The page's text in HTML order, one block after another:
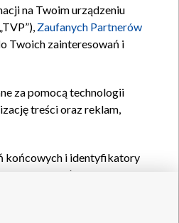
na Twoim urządzeniu
Zaufanych Partnerów
Twoich zainteresowań i
za pomocą technologii
treści oraz reklam,
końcowych i identyfikatory
oraz pozostałych
spersonalizowanych
pomiaru wydajności